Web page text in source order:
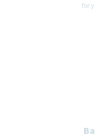
for